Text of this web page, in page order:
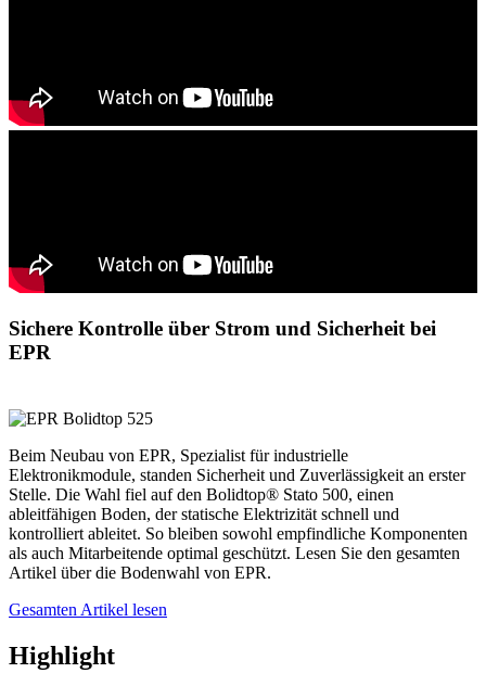
Sichere Kontrolle über Strom und Sicherheit bei
EPR
Beim Neubau von EPR, Spezialist für industrielle
Elektronikmodule, standen Sicherheit und Zuverlässigkeit an erster
Stelle. Die Wahl fiel auf den Bolidtop® Stato 500, einen
ableitfähigen Boden, der statische Elektrizität schnell und
kontrolliert ableitet. So bleiben sowohl empfindliche Komponenten
als auch Mitarbeitende optimal geschützt. Lesen Sie den gesamten
Artikel über die Bodenwahl von EPR.
Gesamten Artikel lesen
Highlight